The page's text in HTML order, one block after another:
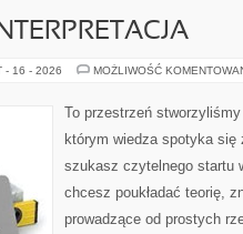
- 16 - 2026 MOŻLIWOŚĆ
To przestrzeń
którym wiedza spotyka
szukasz czytelnego startu
chcesz poukładać teorię,
prowadzące od prostych